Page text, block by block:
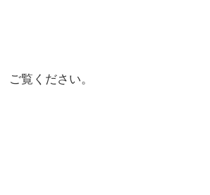
ご覧ください。